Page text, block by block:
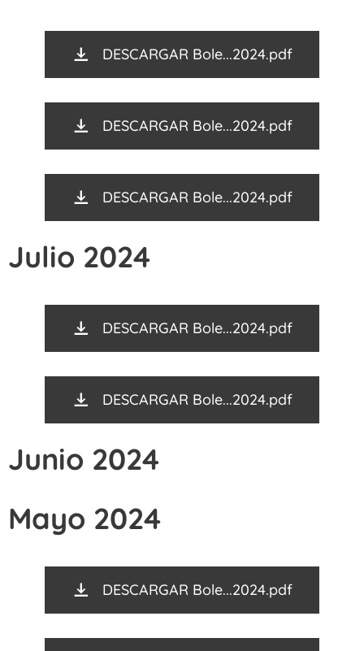
DESCARGAR Bole...2024.pdf
DESCARGAR Bole...2024.pdf
DESCARGAR Bole...2024.pdf
Julio 2024
DESCARGAR Bole...2024.pdf
DESCARGAR Bole...2024.pdf
Junio 2024
Mayo 2024
DESCARGAR Bole...2024.pdf